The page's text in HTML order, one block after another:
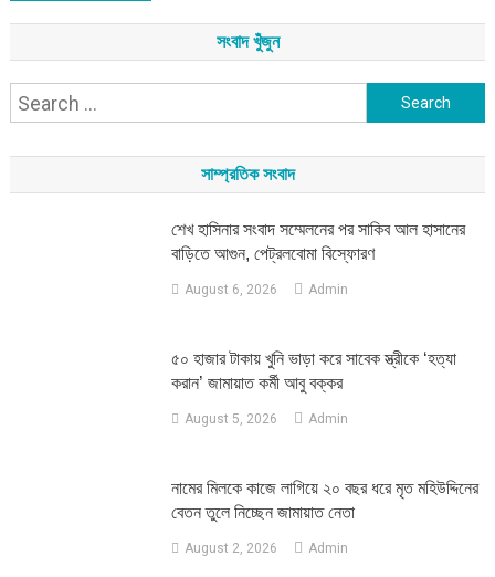
সংবাদ খুঁজুন
Search
সাম্প্রতিক সংবাদ
শেখ হাসিনার সংবাদ সম্মেলনের পর সাকিব আল হাসানের
বাড়িতে আগুন, পেট্রলবোমা বিস্ফোরণ
August 6, 2026 Admin
৫০ হাজার টাকায় খুনি ভাড়া করে সাবেক স্ত্রীকে ‘হত্যা
করান’ জামায়াত কর্মী আবু বক্কর
August 5, 2026 Admin
নামের মিলকে কাজে লাগিয়ে ২০ বছর ধরে মৃত মহিউদ্দিনের
বেতন তুলে নিচ্ছেন জামায়াত নেতা
August 2, 2026 Admin